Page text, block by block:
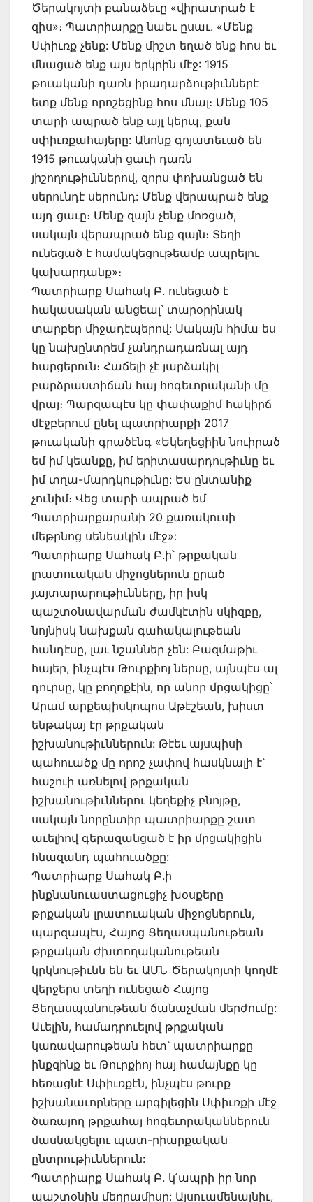
Ծերակոյտի բանաձեւը «վիրաւորած է
զիս»։ Պատրիարքը նաեւ ըսաւ. «Մենք
Սփիւռք չենք: Մենք միշտ եղած ենք հոս եւ
մնացած ենք այս երկրին մէջ: 1915
թուականի դառն իրադարձութիւններէ
ետք մենք որոշեցինք հոս մնալ։ Մենք 105
տարի ապրած ենք այլ կերպ, քան
սփիւռքահայերը: Անոնք գոյատեւած են
1915 թուականի ցաւի դառն
յիշողութիւններով, զորս փոխանցած են
սերունդէ սերունդ: Մենք վերապրած ենք
այդ ցաւը։ Մենք զայն չենք մոռցած,
սակայն վերապրած ենք զայն։ Տեղի
ունեցած է համակեցութեամբ ապրելու
կախարդանք»։
Պատրիարք Սահակ Բ. ունեցած է
հակասական անցեալ՝ տարօրինակ
տարբեր միջադէպերով: Սակայն հիմա ես
կը նախընտրեմ չանդրադառնալ այդ
հարցերուն։ Հաճելի չէ յարձակիլ
բարձրաստիճան հայ հոգեւորականի մը
վրայ։ Պարզապէս կը փափաքիմ հակիրճ
մէջբերում ընել պատրիարքի 2017
թուականի գրածէնգ «Եկեղեցիին նուիրած
եմ իմ կեանքը, իմ երիտասարդութիւնը եւ
իմ տղա-մարդկութիւնը: Ես ընտանիք
չունիմ։ Վեց տարի ապրած եմ
Պատրիարքարանի 20 քառակուսի
մեթրնոց սենեակին մէջ»:
Պատրիարք Սահակ Բ.ի՝ թրքական
լրատուական միջոցներուն ըրած
յայտարարութիւնները, իր իսկ
պաշտօնավարման ժամկէտին սկիզբը,
նոյնիսկ նախքան գահակալութեան
հանդէսը, լաւ նշաններ չեն: Բազմաթիւ
հայեր, ինչպէս Թուրքիոյ ներսը, այնպէս ալ
դուրսը, կը բողոքէին, որ անոր մրցակիցը՝
Արամ արքեպիսկոպոս Աթէշեան, խիստ
ենթակայ էր թրքական
իշխանութիւններուն: Թէեւ այսպիսի
պահուածք մը որոշ չափով հասկնալի է՝
հաշուի առնելով թրքական
իշխանութիւններու կեղեքիչ բնոյթը,
սակայն նորընտիր պատրիարքը շատ
աւելիով գերազանցած է իր մրցակիցին
հնազանդ պահուածքը:
Պատրիարք Սահակ Բ.ի
ինքնանուաստացուցիչ խօսքերը
թրքական լրատուական միջոցներուն,
պարզապէս, Հայոց Ցեղասպանութեան
թրքական ժխտողականութեան
կրկնութիւնն են եւ ԱՄՆ Ծերակոյտի կողմէ
վերջերս տեղի ունեցած Հայոց
Ցեղասպանութեան ճանաչման մերժումը:
Աւելին, համադրուելով թրքական
կառավարութեան հետ՝ պատրիարքը
ինքզինք եւ Թուրքիոյ հայ համայնքը կը
հեռացնէ Սփիւռքէն, ինչպէս թուրք
իշխանաւորները արգիլեցին Սփիւռքի մէջ
ծառայող թրքահայ հոգեւորականներուն
մասնակցելու պատ-րիարքական
ընտրութիւններուն:
Պատրիարք Սահակ Բ. կ՛ապրի իր նոր
պաշտօնին մեղրամիսը: Այսուամենայնիւ,